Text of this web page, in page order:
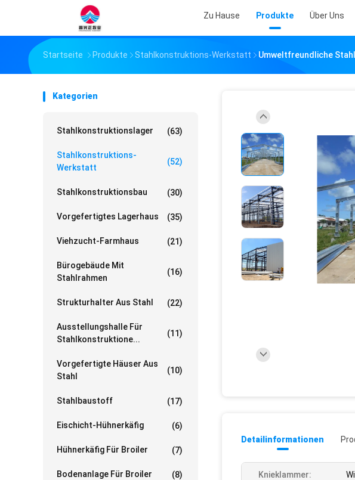
Zu Hause Produkte Über Uns
Startseite Produkte Stahlkonstruktions-Werkstatt Umweltfreundliche
Kategorien
Stahlkonstruktionslager (63)
Stahlkonstruktions-
Werkstatt
(52)
Stahlkonstruktionsbau (30)
Vorgefertigtes Lagerhaus (35)
Viehzucht-Farmhaus (21)
Bürogebäude Mit
Stahlrahmen
(16)
Strukturhalter Aus Stahl (22)
Ausstellungshalle Für
Stahlkonstruktione...
(11)
Vorgefertigte Häuser Aus
Stahl
(10)
Stahlbaustoff (17)
Eischicht-Hühnerkäfig (6)
Hühnerkäfig Für Broiler (7)
Bodenanlage Für Broiler (8)
Detailinformationen
Knieklammer: